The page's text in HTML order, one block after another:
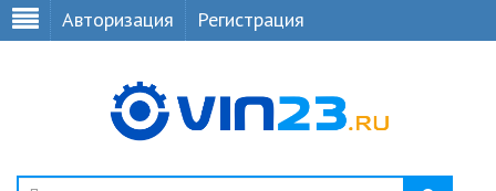
Авторизация Регистрация